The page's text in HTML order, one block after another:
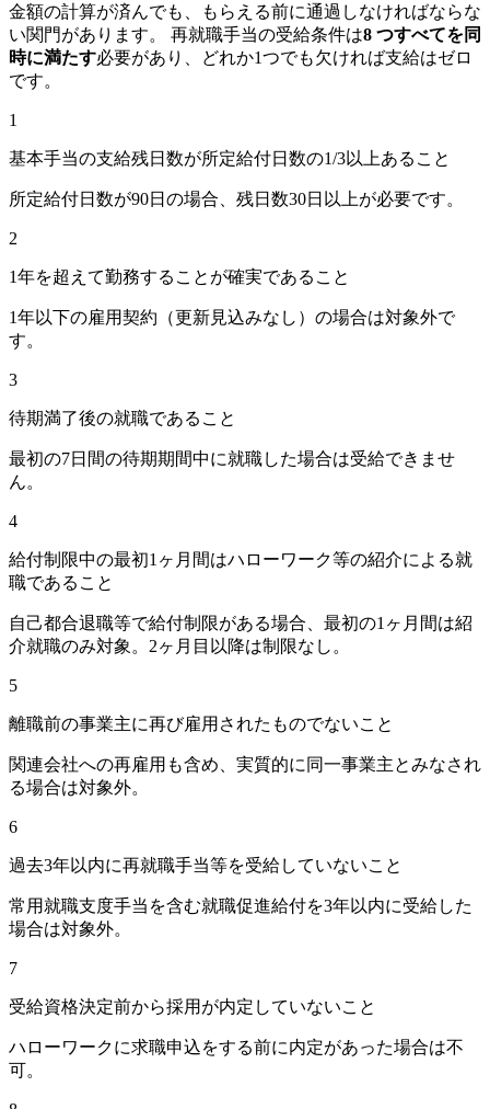
金額の計算が済んでも、もらえる前に通過しなければならな
い関門があります。 再就職手当の受給条件は8 つすべてを同
時に満たす必要があり、どれか1つでも欠ければ支給はゼロ
です。
1
基本手当の支給残日数が所定給付日数の1/3以上あること
所定給付日数が90日の場合、残日数30日以上が必要です。
2
1年を超えて勤務することが確実であること
1年以下の雇用契約（更新見込みなし）の場合は対象外で
す。
3
待期満了後の就職であること
最初の7日間の待期期間中に就職した場合は受給できませ
ん。
4
給付制限中の最初1ヶ月間はハローワーク等の紹介による就
職であること
自己都合退職等で給付制限がある場合、最初の1ヶ月間は紹
介就職のみ対象。2ヶ月目以降は制限なし。
5
離職前の事業主に再び雇用されたものでないこと
関連会社への再雇用も含め、実質的に同一事業主とみなされ
る場合は対象外。
6
過去3年以内に再就職手当等を受給していないこと
常用就職支度手当を含む就職促進給付を3年以内に受給した
場合は対象外。
7
受給資格決定前から採用が内定していないこと
ハローワークに求職申込をする前に内定があった場合は不
可。